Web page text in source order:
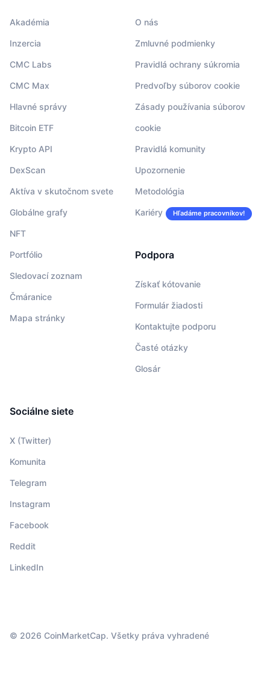
Akadémia
Inzercia
CMC Labs
CMC Max
Hlavné správy
Bitcoin ETF
Krypto API
DexScan
Aktíva v skutočnom svete
Globálne grafy
NFT
Portfólio
Sledovací zoznam
Čmáranice
Mapa stránky
O nás
Zmluvné podmienky
Pravidlá ochrany súkromia
Predvoľby súborov cookie
Zásady používania súborov
cookie
Pravidlá komunity
Upozornenie
Metodológia
Kariéry Hľadáme pracovníkov!
Podpora
Získať kótovanie
Formulár žiadosti
Kontaktujte podporu
Časté otázky
Glosár
Sociálne siete
X (Twitter)
Komunita
Telegram
Instagram
Facebook
Reddit
LinkedIn
© 2026 CoinMarketCap. Všetky práva vyhradené